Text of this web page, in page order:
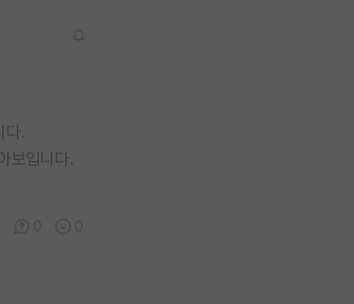
.
입니다.